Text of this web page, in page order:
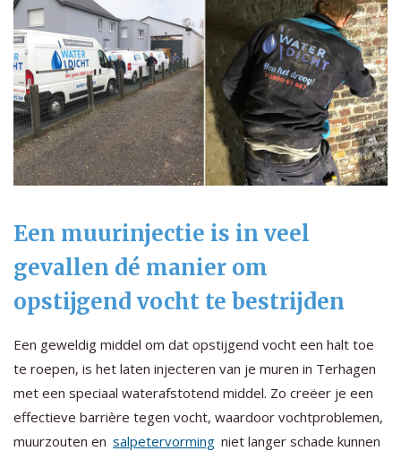
Een muurinjectie is in veel
gevallen dé manier om
opstijgend vocht te bestrijden
Een geweldig middel om dat opstijgend vocht een halt toe
te roepen, is het laten injecteren van je muren in Terhagen
met een speciaal waterafstotend middel. Zo creëer je een
effectieve barrière tegen vocht, waardoor vochtproblemen,
muurzouten en salpetervorming niet langer schade kunnen